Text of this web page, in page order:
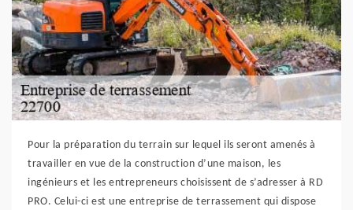
Pour la préparation du terrain sur lequel ils seront amenés à
travailler en vue de la construction d’une maison, les
ingénieurs et les entrepreneurs choisissent de s’adresser à RD
PRO. Celui-ci est une entreprise de terrassement qui dispose